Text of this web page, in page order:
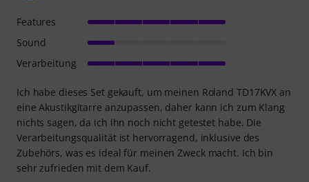
Ich habe dieses Set gekauft, um meinen Roland TD17KVX an
eine Akustikgitarre anzupassen, daher kann ich zum Klang
nichts sagen, da ich ihn noch nicht getestet habe. Die
Verarbeitungsqualität ist hervorragend, inklusive des
Zubehörs, was es ideal für meinen Zweck macht. Ich bin
sehr zufrieden mit dem Kauf.
Features
Sound
Verarbeitung